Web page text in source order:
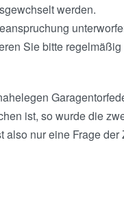
werden.
Sie bitte
ist, so wurde die
nur eine Frage